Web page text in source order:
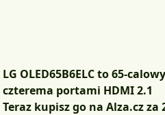
LG OLED65B6ELC to 65-
czterema portami HDMI 2.1
Teraz kupisz go na Alza.cz za